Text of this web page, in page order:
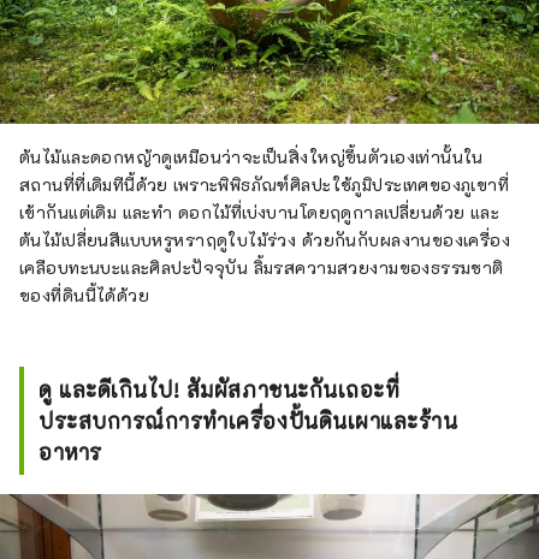
ต้นไม้และดอกหญ้าดูเหมือนว่าจะเป็นสิ่งใหญ่ขึ้นตัวเองเท่านั้นใน
สถานที่ที่เดิมทีนี้ด้วย เพราะพิพิธภัณฑ์ศิลปะใช้ภูมิประเทศของภูเขาที่
เข้ากันแต่เดิม และทำ ดอกไม้ที่เบ่งบานโดยฤดูกาลเปลี่ยนด้วย และ
ต้นไม้เปลี่ยนสีแบบหรูหราฤดูใบไม้ร่วง ด้วยกันกับผลงานของเครื่อง
เคลือบทะนบะและศิลปะปัจจุบัน ลิ้มรสความสวยงามของธรรมชาติ
ของที่ดินนี้ได้ด้วย
ดู และดีเกินไป! สัมผัสภาชนะกันเถอะที่
ประสบการณ์การทำเครื่องปั้นดินเผาและร้าน
อาหาร